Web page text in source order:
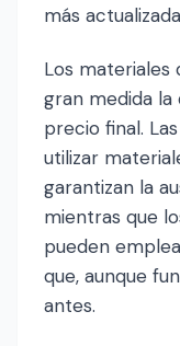
más
Los
gran medida
precio final.
utilizar
garantizan la
mientras que
pueden
que, aunque
antes.